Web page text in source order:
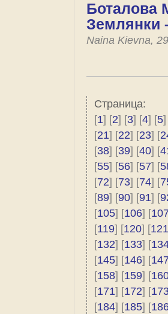
Боталова
Землянки
Naina Kievna,
Страница:
[1] [2] [3] [4] [5]
[21] [22] [23] [
[38] [39] [40] [
[55] [56] [57] [
[72] [73] [74] [
[89] [90] [91] [
[105] [106] [
[119] [120] [121
[132] [133] [
[145] [146] [
[158] [159] [
[171] [172] [
[184] [185] [